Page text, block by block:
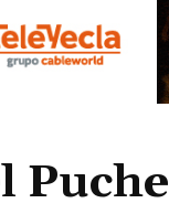
Puche